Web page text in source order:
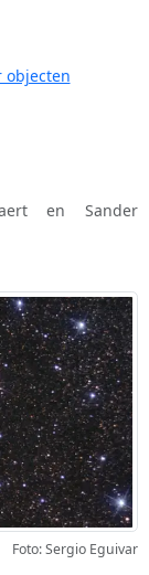
objecten
en Sander
Foto: Sergio Eguivar